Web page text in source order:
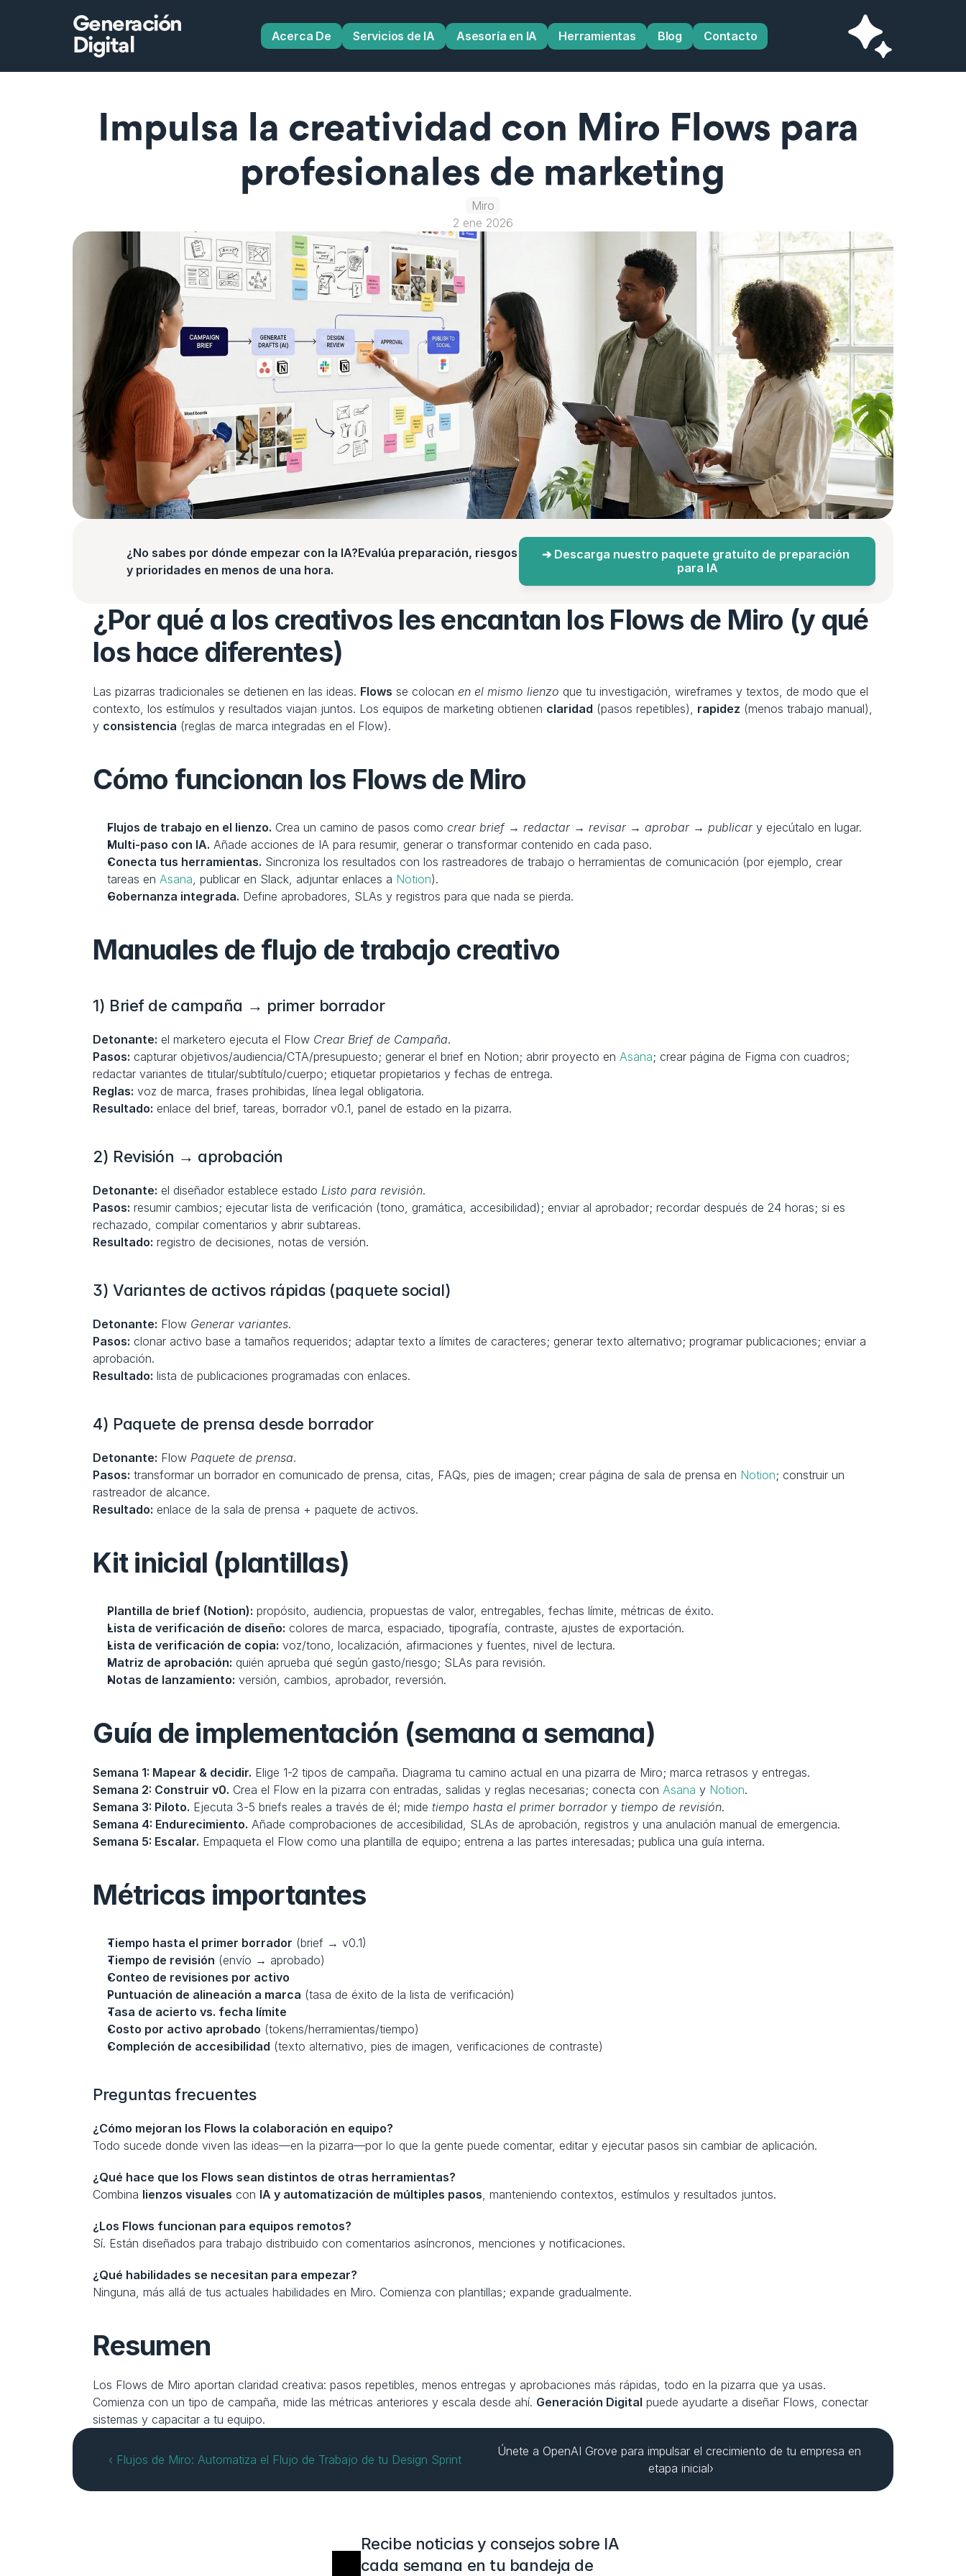
Generación
Digital
Acerca De Servicios de IA Asesoría en IA Herramientas Blog Contacto
Impulsa la creatividad con Miro Flows para
profesionales de marketing
Miro
2 ene 2026
¿No sabes por dónde empezar con la IA?Evalúa preparación, riesgos
y prioridades en menos de una hora.
➔ Descarga nuestro paquete gratuito de preparación
para IA
¿Por qué a los creativos les encantan los Flows de Miro (y qué
los hace diferentes)
Las pizarras tradicionales se detienen en las ideas. Flows se colocan en el mismo lienzo que tu investigación, wireframes y textos, de modo que el
contexto, los estímulos y resultados viajan juntos. Los equipos de marketing obtienen claridad (pasos repetibles), rapidez (menos trabajo manual),
y consistencia (reglas de marca integradas en el Flow).
Cómo funcionan los Flows de Miro
Flujos de trabajo en el lienzo. Crea un camino de pasos como crear brief → redactar → revisar → aprobar → publicar y ejecútalo en lugar.
Multi‑paso con IA. Añade acciones de IA para resumir, generar o transformar contenido en cada paso.
Conecta tus herramientas. Sincroniza los resultados con los rastreadores de trabajo o herramientas de comunicación (por ejemplo, crear
tareas en Asana, publicar en Slack, adjuntar enlaces a Notion).
Gobernanza integrada. Define aprobadores, SLAs y registros para que nada se pierda.
Manuales de flujo de trabajo creativo
1) Brief de campaña → primer borrador
Detonante: el marketero ejecuta el Flow Crear Brief de Campaña.
Pasos: capturar objetivos/audiencia/CTA/presupuesto; generar el brief en Notion; abrir proyecto en Asana; crear página de Figma con cuadros;
redactar variantes de titular/subtítulo/cuerpo; etiquetar propietarios y fechas de entrega.
Reglas: voz de marca, frases prohibidas, línea legal obligatoria.
Resultado: enlace del brief, tareas, borrador v0.1, panel de estado en la pizarra.
2) Revisión → aprobación
Detonante: el diseñador establece estado Listo para revisión.
Pasos: resumir cambios; ejecutar lista de verificación (tono, gramática, accesibilidad); enviar al aprobador; recordar después de 24 horas; si es
rechazado, compilar comentarios y abrir subtareas.
Resultado: registro de decisiones, notas de versión.
3) Variantes de activos rápidas (paquete social)
Detonante: Flow Generar variantes.
Pasos: clonar activo base a tamaños requeridos; adaptar texto a límites de caracteres; generar texto alternativo; programar publicaciones; enviar a
aprobación.
Resultado: lista de publicaciones programadas con enlaces.
4) Paquete de prensa desde borrador
Detonante: Flow Paquete de prensa.
Pasos: transformar un borrador en comunicado de prensa, citas, FAQs, pies de imagen; crear página de sala de prensa en Notion; construir un
rastreador de alcance.
Resultado: enlace de la sala de prensa + paquete de activos.
Kit inicial (plantillas)
Plantilla de brief (Notion): propósito, audiencia, propuestas de valor, entregables, fechas límite, métricas de éxito.
Lista de verificación de diseño: colores de marca, espaciado, tipografía, contraste, ajustes de exportación.
Lista de verificación de copia: voz/tono, localización, afirmaciones y fuentes, nivel de lectura.
Matriz de aprobación: quién aprueba qué según gasto/riesgo; SLAs para revisión.
Notas de lanzamiento: versión, cambios, aprobador, reversión.
Guía de implementación (semana a semana)
Semana 1: Mapear & decidir. Elige 1-2 tipos de campaña. Diagrama tu camino actual en una pizarra de Miro; marca retrasos y entregas.
Semana 2: Construir v0. Crea el Flow en la pizarra con entradas, salidas y reglas necesarias; conecta con Asana y Notion.
Semana 3: Piloto. Ejecuta 3-5 briefs reales a través de él; mide tiempo hasta el primer borrador y tiempo de revisión.
Semana 4: Endurecimiento. Añade comprobaciones de accesibilidad, SLAs de aprobación, registros y una anulación manual de emergencia.
Semana 5: Escalar. Empaqueta el Flow como una plantilla de equipo; entrena a las partes interesadas; publica una guía interna.
Métricas importantes
Tiempo hasta el primer borrador (brief → v0.1)
Tiempo de revisión (envío → aprobado)
Conteo de revisiones por activo
Puntuación de alineación a marca (tasa de éxito de la lista de verificación)
Tasa de acierto vs. fecha límite
Costo por activo aprobado (tokens/herramientas/tiempo)
Compleción de accesibilidad (texto alternativo, pies de imagen, verificaciones de contraste)
Preguntas frecuentes
¿Cómo mejoran los Flows la colaboración en equipo?
Todo sucede donde viven las ideas—en la pizarra—por lo que la gente puede comentar, editar y ejecutar pasos sin cambiar de aplicación.
¿Qué hace que los Flows sean distintos de otras herramientas?
Combina lienzos visuales con IA y automatización de múltiples pasos, manteniendo contextos, estímulos y resultados juntos.
¿Los Flows funcionan para equipos remotos?
Sí. Están diseñados para trabajo distribuido con comentarios asíncronos, menciones y notificaciones.
¿Qué habilidades se necesitan para empezar?
Ninguna, más allá de tus actuales habilidades en Miro. Comienza con plantillas; expande gradualmente.
Resumen
Los Flows de Miro aportan claridad creativa: pasos repetibles, menos entregas y aprobaciones más rápidas, todo en la pizarra que ya usas.
Comienza con un tipo de campaña, mide las métricas anteriores y escala desde ahí. Generación Digital puede ayudarte a diseñar Flows, conectar
sistemas y capacitar a tu equipo.
‹ Flujos de Miro: Automatiza el Flujo de Trabajo de tu Design Sprint
Únete a OpenAI Grove para impulsar el crecimiento de tu empresa en
etapa inicial›
Recibe noticias y consejos sobre IA
cada semana en tu bandeja de